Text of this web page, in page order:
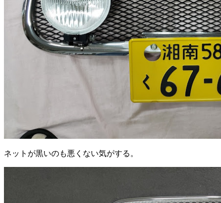
ネットが黒いのも悪くない気がする。